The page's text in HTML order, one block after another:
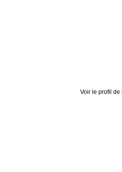
Voir le profil de